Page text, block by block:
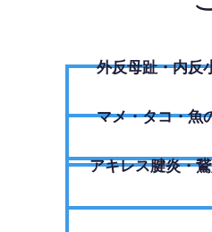
外反母趾・内反
マメ・タコ・魚
アキレス腱炎・